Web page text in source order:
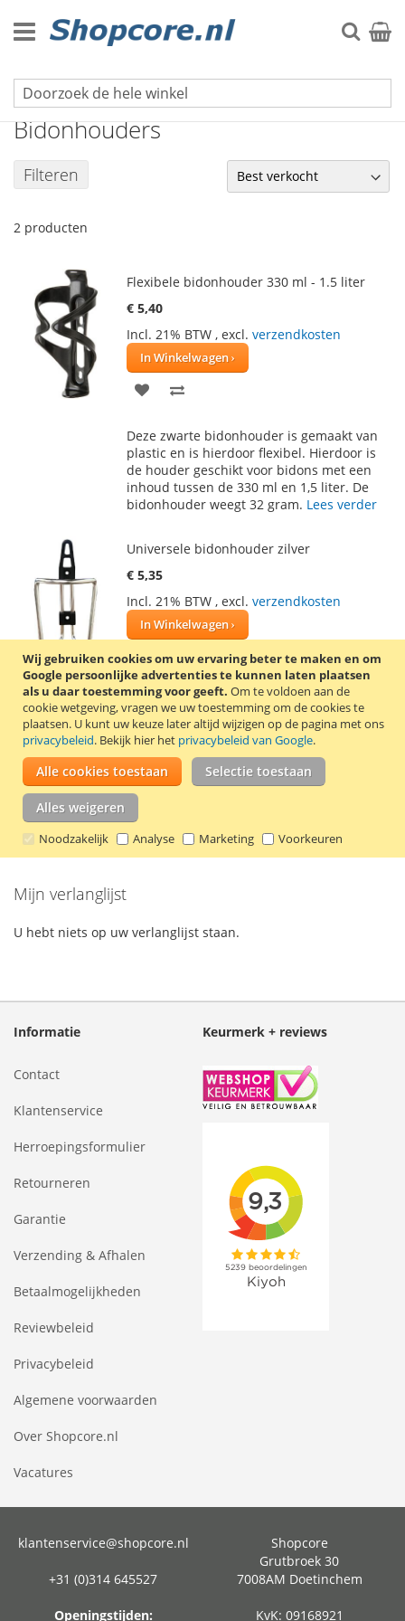
Wij gebruiken cookies om uw ervaring beter te maken en om
Google persoonlijke advertenties te kunnen laten plaatsen
als u daar toestemming voor geeft. Om te voldoen aan de
cookie wetgeving, vragen we uw toestemming om de cookies te
plaatsen. U kunt uw keuze later altijd wijzigen op de pagina met ons
privacybeleid. Bekijk hier het privacybeleid van Google.
Alle cookies toestaan Selectie toestaan
Alles weigeren
Noodzakelijk Analyse Marketing Voorkeuren
naar
de
Zoek
Fiets & Auto
Bidonhouders
Filteren
2 producten
Flexibele bidonhouder 330 ml - 1.5 liter
€ 5,40
Incl. 21% BTW , excl. verzendkosten
In Winkelwagen
VOEG
AAN
VERLANGLIJST
TE
VERGELIJKEN
Deze zwarte bidonhouder is gemaakt van
plastic en is hierdoor flexibel. Hierdoor is
de houder geschikt voor bidons met een
inhoud tussen de 330 ml en 1,5 liter. De
bidonhouder weegt 32 gram. Lees verder
Universele bidonhouder zilver
€ 5,35
Incl. 21% BTW , excl. verzendkosten
In Winkelwagen
VOEG
TOE
AAN
VERLANGLIJST
TOEVOEGEN
OM
TE
VERGELIJKEN
Deze bidonhouder is gemaakt van
aluminium en is hierdoor licht van gewicht
en stevig. De bidonhouder is geschikt voor
verschillende maten bidons / flessen. De
bidonhouder is eenvoudig te monteren en
heeft twee bevestigingsgaten.Lees verder
Mijn verlanglijst
U hebt niets op uw verlanglijst staan.
Informatie
Contact
Klantenservice
Herroepingsformulier
Retourneren
Garantie
Verzending & Afhalen
Betaalmogelijkheden
Reviewbeleid
Privacybeleid
Algemene voorwaarden
Over Shopcore.nl
Vacatures
Keurmerk + reviews
klantenservice@shopcore.nl
+31 (0)314 645527
Openingstijden:
Shopcore
Grutbroek 30
7008AM Doetinchem
KvK: 09168921